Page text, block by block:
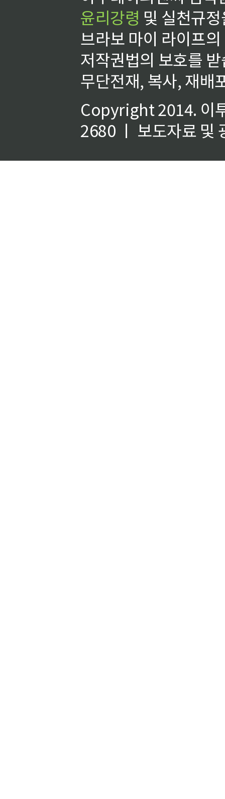
윤리강령 및 실천규
브라보 마이 라이프
저작권법의 보호를
무단전재, 복사, 재배
Copyright 2014. 이
2680 ㅣ 보도자료